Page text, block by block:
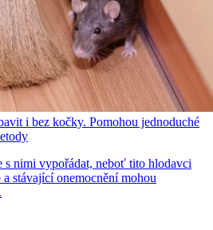
i bez kočky. Pomohou jednoduché
s nimi vypořádat, neboť tito hlodavci
stávající onemocnění mohou